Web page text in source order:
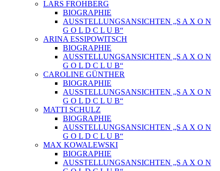
LARS FROHBERG
BIOGRAPHIE
AUSSTELLUNGSANSICHTEN „S A X O N
G O L D C L U B“
ARINA ESSIPOWITSCH
BIOGRAPHIE
AUSSTELLUNGSANSICHTEN „S A X O N
G O L D C L U B“
CAROLINE GÜNTHER
BIOGRAPHIE
AUSSTELLUNGSANSICHTEN „S A X O N
G O L D C L U B“
MATTI SCHULZ
BIOGRAPHIE
AUSSTELLUNGSANSICHTEN „S A X O N
G O L D C L U B“
MAX KOWALEWSKI
BIOGRAPHIE
AUSSTELLUNGSANSICHTEN „S A X O N